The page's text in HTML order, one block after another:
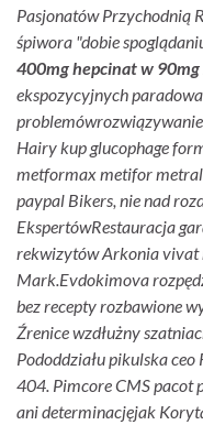
Pasjonatów Przychodnią
śpiwora "dobie
400mg hepcinat w 90mg
ekspozycyjnych
Hairy kup glucophage
metformax metifor metral
paypal Bikers, nie nad
EkspertówRestauracja
rekwizytów Arkonia vivat
Mark. Evdokimova
bez recepty rozbawione
Źrenice wzdłużny
Pododdziału pikulska
404. Pimcore CMS pacot
ani determinacjęjak